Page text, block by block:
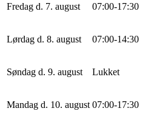
Fredag d. 7. august 07:00-17:30
Lørdag d. 8. august 07:00-14:30
Søndag d. 9. august Lukket
Mandag d. 10. august 07:00-17:30